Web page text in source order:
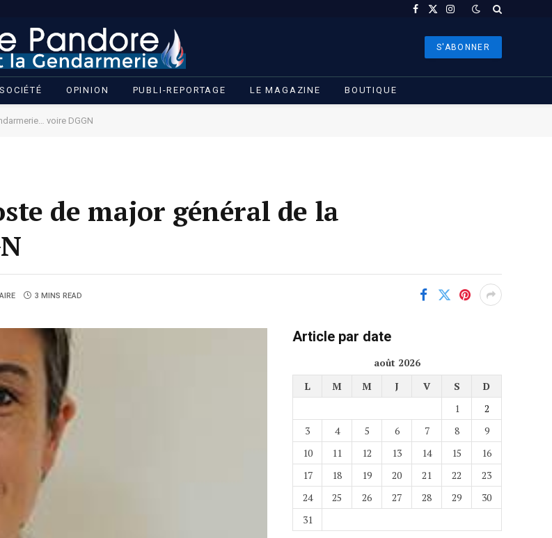
Facebook
X
Instagram
S'ABONNER
SOCIÉTÉ OPINION PUBLI-REPORTAGE LE MAGAZINE BOUTIQUE
voire DGGN
de major général de la
3 MINS READ
Article par date
août 2026
L
M M J V S
D
1
2
3
4 5 6 7 8
9
10
11 12 13 14 15
16
17
18 19 20 21 22
23
24
25 26 27 28 29
30
31